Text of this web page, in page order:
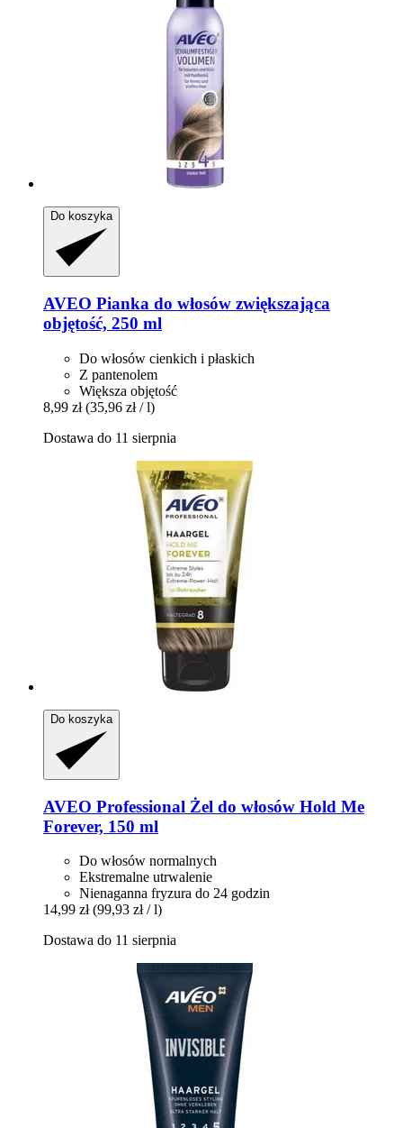
Do koszyka
AVEO Pianka do włosów zwiększająca
objętość, 250 ml
Do włosów cienkich i płaskich
Z pantenolem
Większa objętość
8,99 zł (35,96 zł / l)
Dostawa do 11 sierpnia
Do koszyka
AVEO Professional Żel do włosów Hold Me
Forever, 150 ml
Do włosów normalnych
Ekstremalne utrwalenie
Nienaganna fryzura do 24 godzin
14,99 zł (99,93 zł / l)
Dostawa do 11 sierpnia